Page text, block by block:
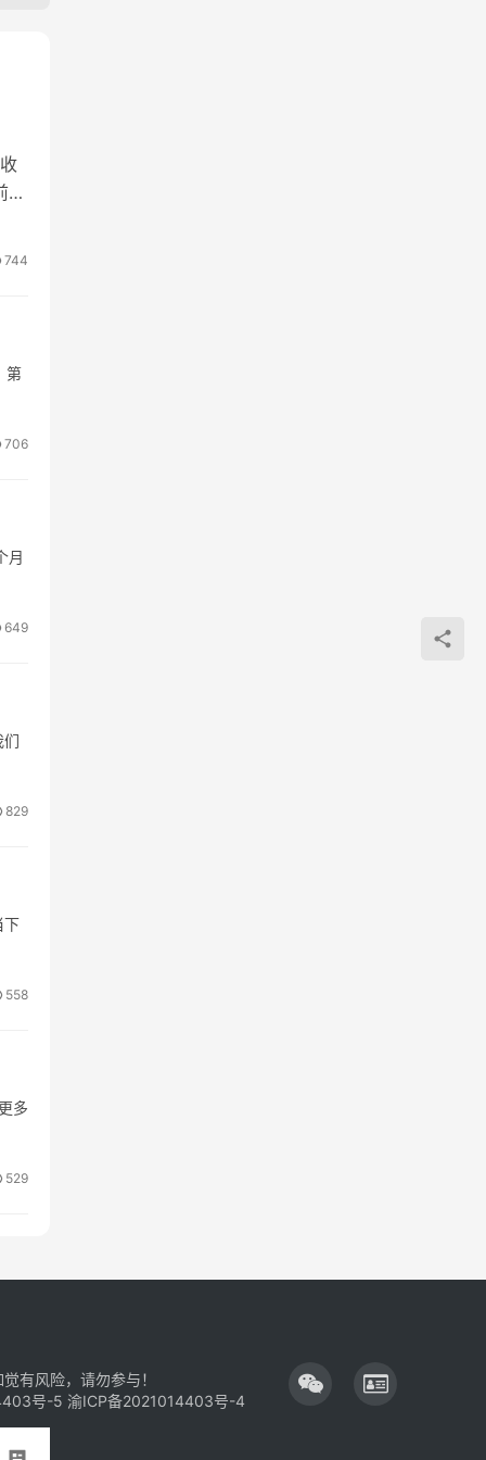
，
744
第
706
月
649
们
829
下
558
多
529
有风险，请勿参与！
号-5 渝ICP备2021014403号-4